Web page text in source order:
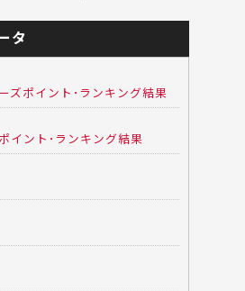
タ
ズポイント･ランキング結果
イント･ランキング結果